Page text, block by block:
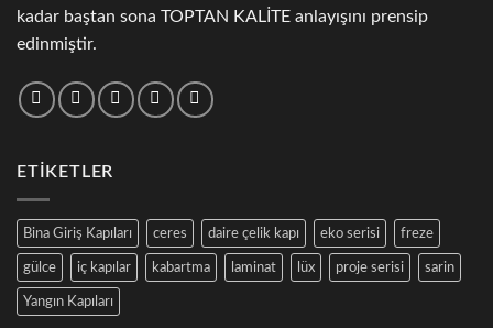
kadar baştan sona TOPTAN KALİTE anlayışını prensip
edinmiştir.
ETİKETLER
Bina Giriş Kapıları ceres daire çelik kapı eko serisi freze
gülce iç kapılar kabartma laminat lüx proje serisi sarin
Yangın Kapıları